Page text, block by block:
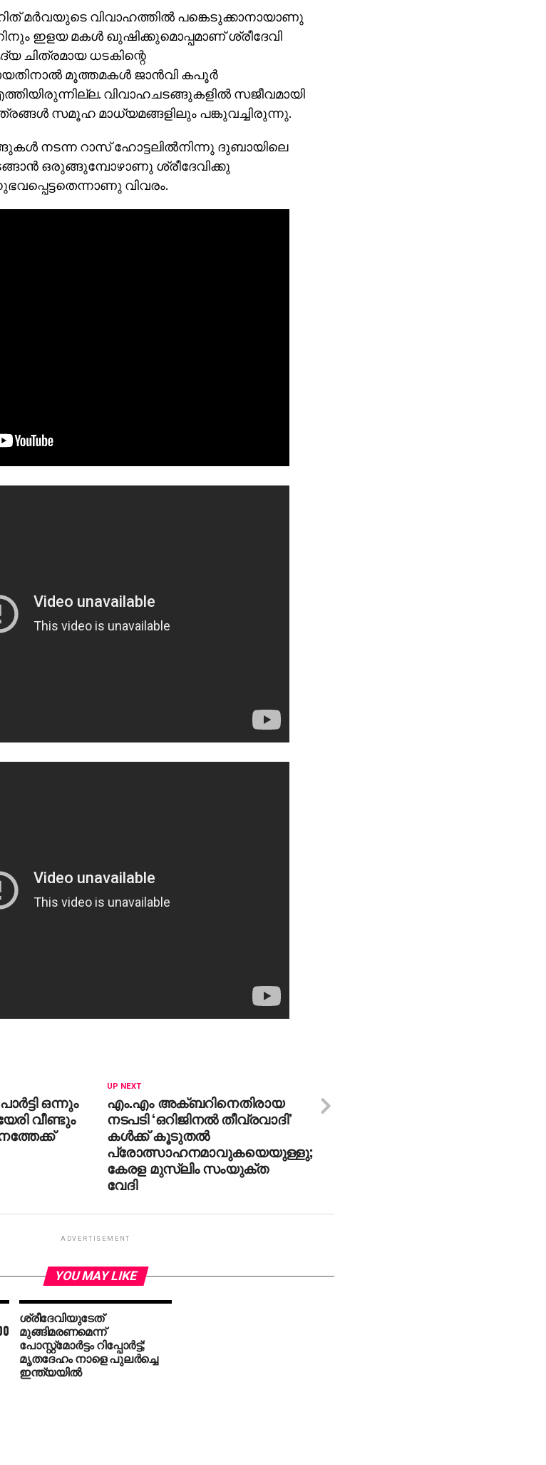
മര്‍വയുടെ വിവാഹത്തില്‍ പങ്കെടുക്കാനായാണു
ഇളയ മകള്‍ ഖുഷിക്കുമൊപ്പമാണ് ശ്രീദേവി
ചിത്രമായ ധടകിന്റെ
മൂത്തമകള്‍ ജാന്‍വി കപൂര്‍
വിവാഹചടങ്ങുകളില്‍ സജീവമായി
സമൂഹ മാധ്യമങ്ങളിലും പങ്കുവച്ചിരുന്നു.
നടന്ന റാസ് ഹോട്ടലില്‍നിന്നു ദുബായിലെ
ഒരുങ്ങുമ്പോഴാണു ശ്രീദേവിക്കു
വിവരം.
UP NEXT
എം.എം അക്ബറിനെതിരായ
നടപടി ‘ഒറിജിനല്‍ തീവ്രവാദി’
കള്‍ക്ക് കൂടുതല്‍
പ്രോത്സാഹനമാവുകയെയുള്ളു;
കേരള മുസ്ലിം സംയുക്ത
വേദി
ഒന്നും
വീണ്ടും
ADVERTISEMENT
YOU MAY LIKE
ശ്രീദേവിയുടേത്
മുങ്ങിമരണമെന്ന്
പോസ്റ്റ്‌മോര്‍ട്ടം റിപ്പോര്‍ട്ട്‌;
മൃതദേഹം നാളെ പുലര്‍ച്ചെ
ഇന്ത്യയില്‍